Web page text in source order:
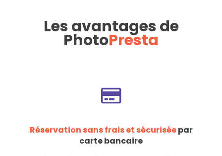
Les avantages de
PhotoPresta
Réservation sans frais et sécuriséepar
carte bancaire